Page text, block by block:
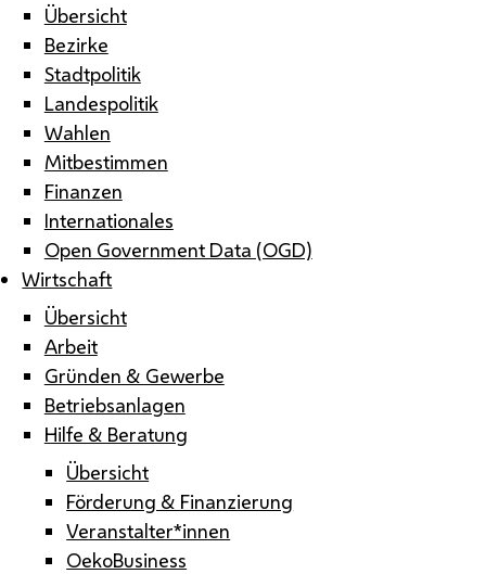
Übersicht
Bezirke
Stadtpolitik
Landespolitik
Wahlen
Mitbestimmen
Finanzen
Internationales
Open Government Data (OGD)
Wirtschaft
Übersicht
Arbeit
Gründen & Gewerbe
Betriebsanlagen
Hilfe & Beratung
Übersicht
Förderung & Finanzierung
Veranstalter*innen
OekoBusiness